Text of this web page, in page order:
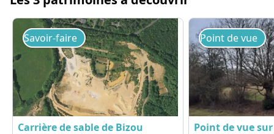
Savoir-faire
Carrière de sable de Bizou
Point de vue
Point de vue